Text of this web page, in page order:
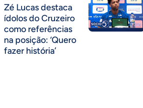
Zé Lucas destaca
ídolos do Cruzeiro
como referências
na posição: ‘Quero
fazer história’